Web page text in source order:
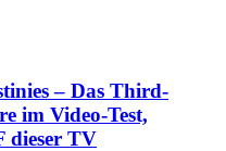
– Das Third-
im Video-Test,
dieser TV